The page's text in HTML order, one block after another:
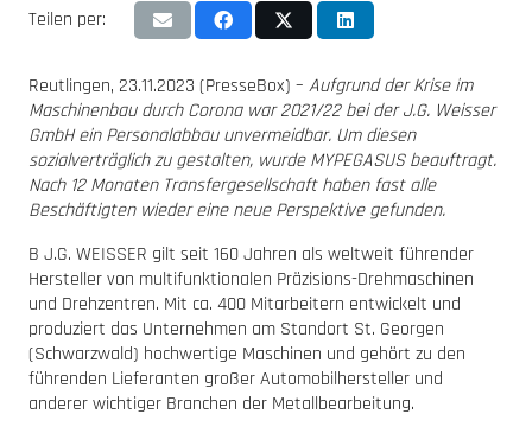
Teilen per:
Reutlingen, 23.11.2023 (PresseBox) – Aufgrund der Krise im
Maschinenbau durch Corona war 2021/22 bei der J.G. Weisser
GmbH ein Personalabbau unvermeidbar. Um diesen
sozialverträglich zu gestalten, wurde MYPEGASUS beauftragt.
Nach 12 Monaten Transfergesellschaft haben fast alle
Beschäftigten wieder eine neue Perspektive gefunden.
B J.G. WEISSER gilt seit 160 Jahren als weltweit führender
Hersteller von multifunktionalen Präzisions-Drehmaschinen
und Drehzentren. Mit ca. 400 Mitarbeitern entwickelt und
produziert das Unternehmen am Standort St. Georgen
(Schwarzwald) hochwertige Maschinen und gehört zu den
führenden Lieferanten großer Automobilhersteller und
anderer wichtiger Branchen der Metallbearbeitung.